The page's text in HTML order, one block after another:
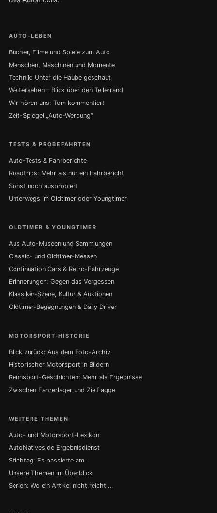
AUTO-LEBEN
Bücher, Filme und Spiele zum Auto
Menschen, Maschinen und Momente
Technik: Unter die Haube geschaut
Weitersehen – Blick über den Tellerrand
Wir hören uns: Tom kommentiert
Zeit-Spiegel „Auto-Werbung“
TESTS & PROBEFAHRTEN
Auto-Tests & Fahrberichte
Roadtrips: Mehr als nur ein Fahrbericht
Sonst noch ausprobiert
Unterwegs im Oldtimer oder Youngtimer
OLDTIMER & YOUNGTIMER
Aus Auto-Museen und Sammlungen
Classic- und Oldtimer-Messen
Continuation Cars & Retro-Fahrzeuge
Erinnerungen: Gegen das Vergessen
Klassiker-Szene, Kultur & Auktionen
Oldtimer-Begegnungen & Daily Driver
MOTORSPORT-HISTORIE
Blick zurück: Aus dem Foto-Archiv
Historischer Motorsport in Bildern
Rennsport-Geschichten: Mehr als Ergebnisse
Zwischen Fahrerlager und Zielflagge
WEITERE THEMEN
Auto- und Motorsport-Lexikon
AutoNatives.de Ergebnisdienst
Stichtag: Es passierte am…
Unsere Themen im Überblick
Serien: Wo ein Artikel nicht reicht …